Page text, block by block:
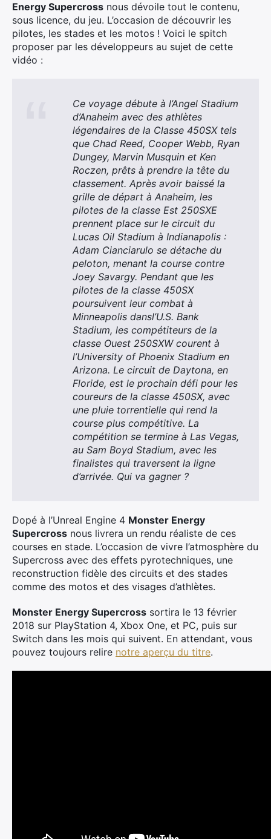
Energy Supercross nous dévoile tout le contenu,
sous licence, du jeu. L’occasion de découvrir les
pilotes, les stades et les motos ! Voici le spitch
proposer par les développeurs au sujet de cette
vidéo :
Ce voyage débute à l’Angel Stadium
d’Anaheim avec des athlètes
légendaires de la Classe 450SX tels
que Chad Reed, Cooper Webb, Ryan
Dungey, Marvin Musquin et Ken
Roczen, prêts à prendre la tête du
classement. Après avoir baissé la
grille de départ à Anaheim, les
pilotes de la classe Est 250SXE
prennent place sur le circuit du
Lucas Oil Stadium à Indianapolis :
Adam Cianciarulo se détache du
peloton, menant la course contre
Joey Savargy. Pendant que les
pilotes de la classe 450SX
poursuivent leur combat à
Minneapolis dansl’U.S. Bank
Stadium, les compétiteurs de la
classe Ouest 250SXW courent à
l’University of Phoenix Stadium en
Arizona. Le circuit de Daytona, en
Floride, est le prochain défi pour les
coureurs de la classe 450SX, avec
une pluie torrentielle qui rend la
course plus compétitive. La
compétition se termine à Las Vegas,
au Sam Boyd Stadium, avec les
finalistes qui traversent la ligne
d’arrivée. Qui va gagner ?
Dopé à l’Unreal Engine 4 Monster Energy
Supercross nous livrera un rendu réaliste de ces
courses en stade. L’occasion de vivre l’atmosphère du
Supercross avec des effets pyrotechniques, une
reconstruction fidèle des circuits et des stades
comme des motos et des visages d’athlètes.
Monster Energy Supercross sortira le 13 février
2018 sur PlayStation 4, Xbox One, et PC, puis sur
Switch dans les mois qui suivent. En attendant, vous
pouvez toujours relire notre aperçu du titre.